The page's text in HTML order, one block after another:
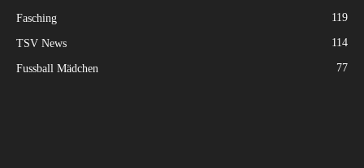
Fasching 119
TSV News 114
Fussball Mädchen 77